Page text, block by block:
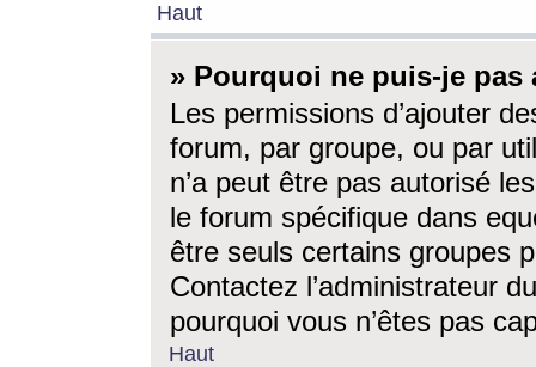
Haut
» Pourquoi ne puis-je
Les permissions d’ajouter
forum, par groupe, ou par
n’a peut être pas autorisé
le forum spécifique dans
être seuls certains groupes
Contactez l’administrateur
pourquoi vous n’êtes pas
Haut